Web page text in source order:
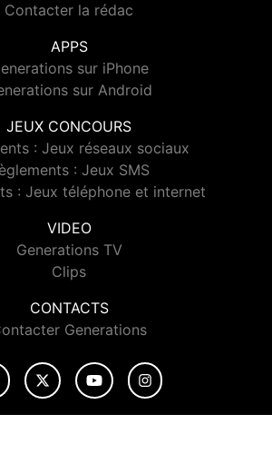
Contacter la rédac
APPS
sur iPhone
sur Android
JEUX CONCOURS
: Jeux réseaux sociaux
: Jeux SMS
: Jeux téléphone et internet
VIDEO
Generations TV
Clips
CONTACTS
Generations